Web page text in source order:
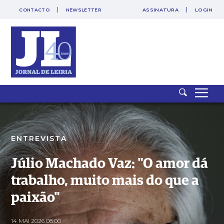
SAIR
CONTACTO NEWSLETTER ASSINATURA LOGIN
Júlio Machado Vaz: "O amor dá trabalho, muito mais do que a
paixão"
ENTREVISTA
Júlio Machado Vaz: "O amor dá
trabalho, muito mais do que a
paixão"
14 MAI 2026 08:00